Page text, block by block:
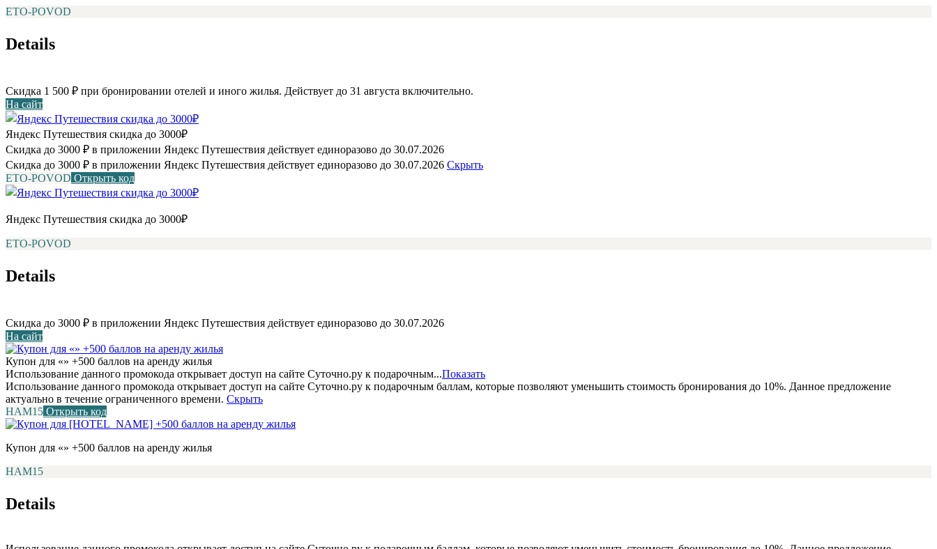
ETO-POVOD
Details
Скидка 1 500 ₽ при бронировании отелей и иного жилья. Действует до 31 августа включительно.
На сайт
Яндекс Путешествия скидка до 3000₽
Скидка до 3000 ₽ в приложении Яндекс Путешествия действует единоразово до 30.07.2026
Скидка до 3000 ₽ в приложении Яндекс Путешествия действует единоразово до 30.07.2026 Скрыть
ETO-POVOD Открыть код
Яндекс Путешествия скидка до 3000₽
ETO-POVOD
Details
Скидка до 3000 ₽ в приложении Яндекс Путешествия действует единоразово до 30.07.2026
На сайт
Купон для «» +500 баллов на аренду жилья
Использование данного промокода открывает доступ на сайте Суточно.ру к подарочным...Показать
Использование данного промокода открывает доступ на сайте Суточно.ру к подарочным баллам, которые позволяют уменьшить стоимость бронирования до 10%. Данное предложение
актуально в течение ограниченного времени. Скрыть
НАМ15 Открыть код
Купон для «» +500 баллов на аренду жилья
НАМ15
Details